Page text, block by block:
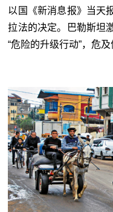
以国《新消息报》当天
拉法的决定。巴勒斯坦
“危险的升级行动”，危及